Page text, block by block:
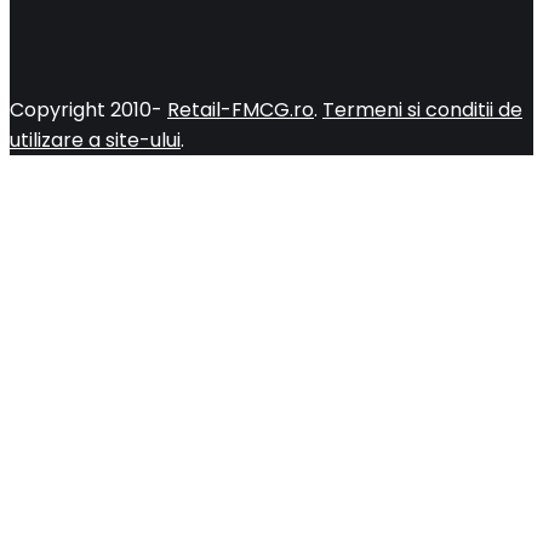
Copyright 2010- Retail-FMCG.ro. Termeni si conditii de
utilizare a site-ului.